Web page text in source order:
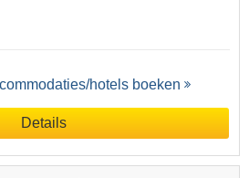
hotels boeken
Details